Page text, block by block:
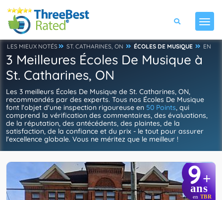
LES MIEUX NOTÉS ST. CATHARINES, ON ÉCOLES DE MUSIQUE EN
3 Meilleures Écoles De Musique à
St. Catharines, ON
Les 3 meilleurs Écoles De Musique de St. Catharines, ON,
recommandés par des experts. Tous nos Écoles De Musique
font l'objet d'une inspection rigoureuse en 50 Points, qui
comprend la vérification des commentaires, des évaluations,
de la réputation, des antécédents, des plaintes, de la
satisfaction, de la confiance et du prix - le tout pour assurer
l'excellence globale. Vous ne méritez que le meilleur !
9+
ans
en TBR